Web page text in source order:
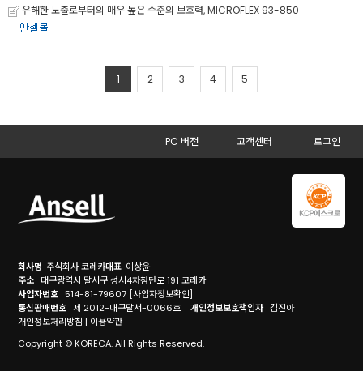
유해한 노출로부터의 매우 높은 수준의 보호력, MICROFLEX 93-850
1 2 3 4 5
PC 버전 고객센터 로그인
회사명 주식회사 코레카대표 이상윤
주소 대구광역시 달서구 성서4차첨단로 191 코레카
사업자번호 514-81-79607 [사업자정보확인]
통신판매번호 제 2012-대구달서-0066호개인정보보호책임자 김진아
개인정보처리방침 | 이용약관
Copyright © KORECA. All Rights Reserved.